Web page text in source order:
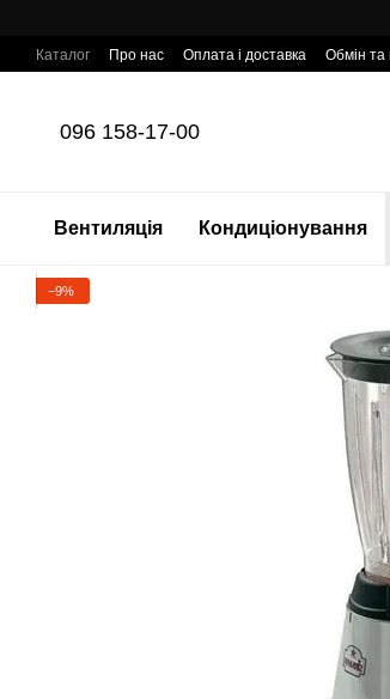
Каталог Про нас Оплата і доставка Обмін та
096 158-17-00
Вентиляція Кондиціонування
−9%